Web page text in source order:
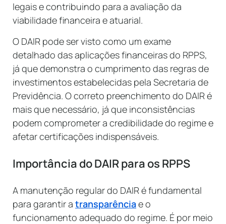
legais e contribuindo para a avaliação da
viabilidade financeira e atuarial.
O DAIR pode ser visto como um exame
detalhado das aplicações financeiras do RPPS,
já que demonstra o cumprimento das regras de
investimentos estabelecidas pela Secretaria de
Previdência. O correto preenchimento do DAIR é
mais que necessário, já que inconsistências
podem comprometer a credibilidade do regime e
afetar certificações indispensáveis.
Importância do DAIR para os RPPS
A manutenção regular do DAIR é fundamental
para garantir a transparênciae o
funcionamento adequado do regime. É por meio